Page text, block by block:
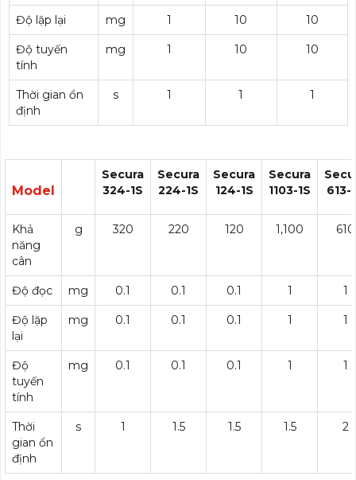
Độ lặp lại mg 1 10 10
Độ tuyến
tính
mg 1 10 10
Thời gian ổn
định
s 1 1 1
Model
Secura
324-1S
Secura
224-1S
Secura
124-1S
Secura
1103-1S
613-
Khả
năng
cân
g 320 220 120 1,100 610
Độ đọc mg 0.1 0.1 0.1 1 1
Độ lặp
lại
mg 0.1 0.1 0.1 1 1
Độ
tuyến
tính
mg 0.1 0.1 0.1 1 1
Thời
gian ổn
định
s 1 1.5 1.5 1.5 2